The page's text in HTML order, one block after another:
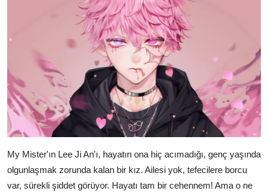
My Mister'ın Lee Ji An'ı, hayatın ona hiç acımadığı, genç yaşında
olgunlaşmak zorunda kalan bir kız. Ailesi yok, tefecilere borcu
var, sürekli şiddet görüyor. Hayatı tam bir cehennem! Ama o ne